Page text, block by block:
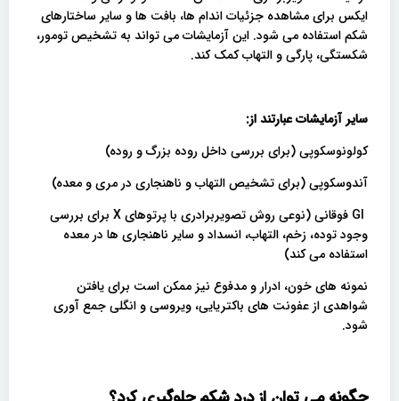
ایکس برای مشاهده جزئیات اندام ها، بافت ها و سایر ساختارهای
شکم استفاده می شود. این آزمایشات می تواند به تشخیص تومور،
شکستگی، پارگی و التهاب کمک کند.
سایر آزمایشات عبارتند از:
کولونوسکوپی (برای بررسی داخل روده بزرگ و روده)
آندوسکوپی (برای تشخیص التهاب و ناهنجاری در مری و معده)
GI فوقانی (نوعی روش تصویربرادری با پرتوهای X برای بررسی
وجود توده، زخم، التهاب، انسداد و سایر ناهنجاری ها در معده
استفاده می کند)
نمونه های خون، ادرار و مدفوع نیز ممکن است برای یافتن
شواهدی از عفونت های باکتریایی، ویروسی و انگلی جمع آوری
شود.